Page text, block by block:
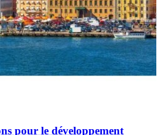
pour le développement